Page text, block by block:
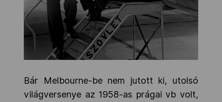
Bár Melbourne-be nem jutott ki, utolsó
világversenye az 1958-as prágai vb volt,